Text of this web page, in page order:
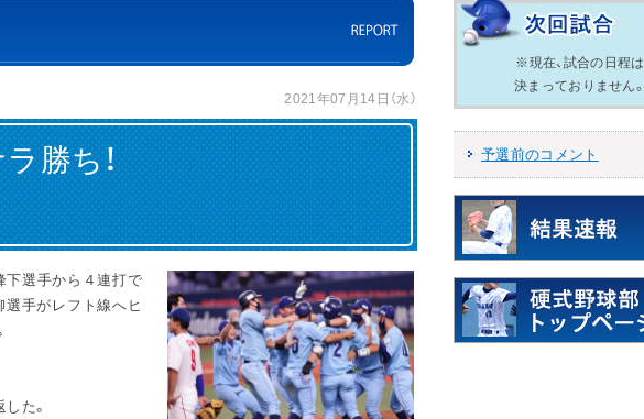
※現在、試合の日程は
決まっておりません。
予選前のコメント
2021年07月14日（水）
勝ち！
下選手から４連打で
選手がレフト線へヒ
た。